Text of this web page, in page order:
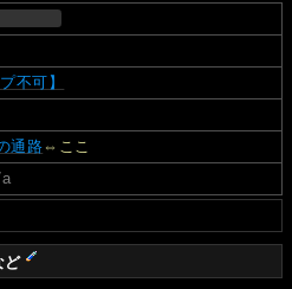
不可】
通路 ⇔ここ
ど